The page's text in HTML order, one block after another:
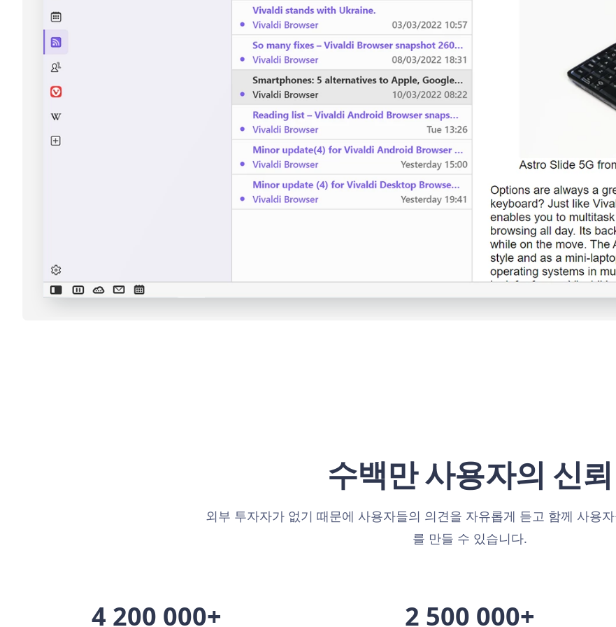
수백만 사용자의 신뢰
외부 투자자가 없기 때문에 사용자들의 의견을 자유롭게 듣고 함께 사용
를 만들 수 있습니다.
4 200 000+ 2 500 000+